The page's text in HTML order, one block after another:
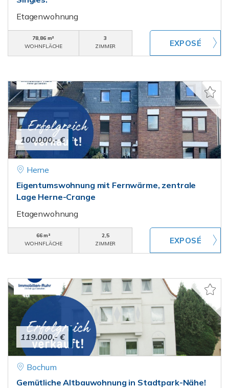
Etagenwohnung
78,86 m²
WOHNFLÄCHE
3
ZIMMER
100.000,- €
Herne
Eigentumswohnung mit Fernwärme, zentrale
Lage Herne-Crange
Etagenwohnung
66 m²
WOHNFLÄCHE
2,5
ZIMMER
119.000,- €
Bochum
Gemütliche Altbauwohnung in Stadtpark-Nähe!